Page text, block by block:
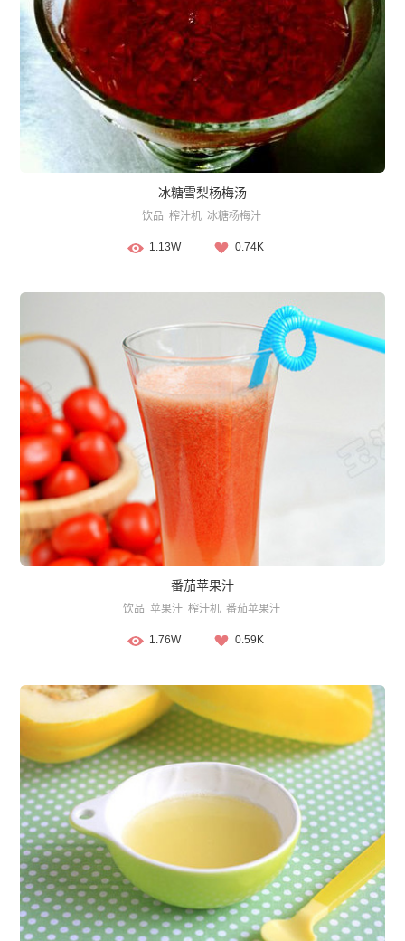
冰糖雪梨杨梅汤
饮品 榨汁机 冰糖杨梅汁
1.13W 0.74K
番茄苹果汁
饮品 苹果汁 榨汁机 番茄苹果汁
1.76W 0.59K